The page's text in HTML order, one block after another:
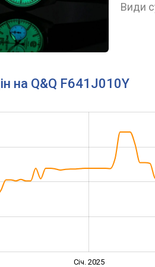
Види
на Q&Q F641J010Y
Січ. 2025